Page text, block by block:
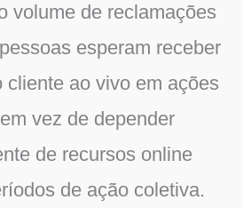
volume de reclamações
esperam receber
cliente ao vivo em ações
vez de depender
de recursos online
de ação coletiva.